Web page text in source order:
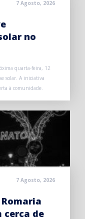
7 Agosto, 2026
no
quarta-feira, 12
solar. A iniciativa
à comunidade.
7 Agosto, 2026
cerca de